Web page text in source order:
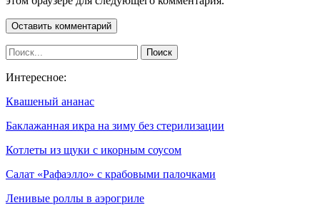
Интересное:
Квашеный ананас
Баклажанная икра на зиму без стерилизации
Котлеты из щуки с икорным соусом
Салат «Рафаэлло» с крабовыми палочками
Ленивые роллы в аэрогриле